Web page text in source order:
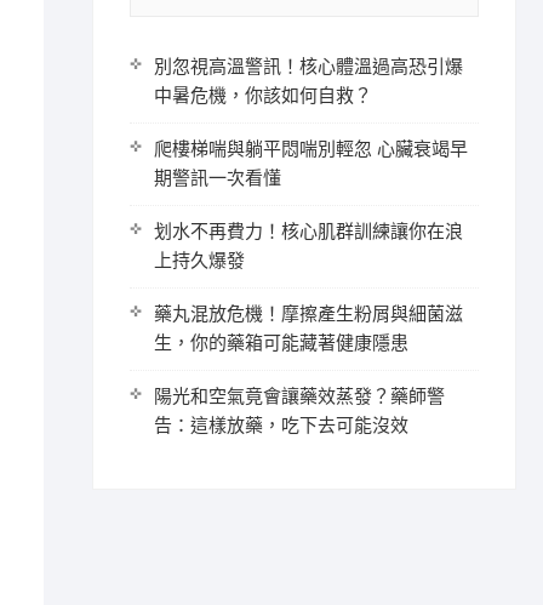
別忽視高溫警訊！核心體溫過高恐引爆
中暑危機，你該如何自救？
爬樓梯喘與躺平悶喘別輕忽 心臟衰竭早
期警訊一次看懂
划水不再費力！核心肌群訓練讓你在浪
上持久爆發
藥丸混放危機！摩擦產生粉屑與細菌滋
生，你的藥箱可能藏著健康隱患
陽光和空氣竟會讓藥效蒸發？藥師警
告：這樣放藥，吃下去可能沒效